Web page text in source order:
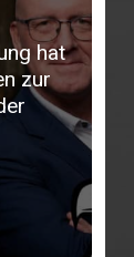
hat
zur